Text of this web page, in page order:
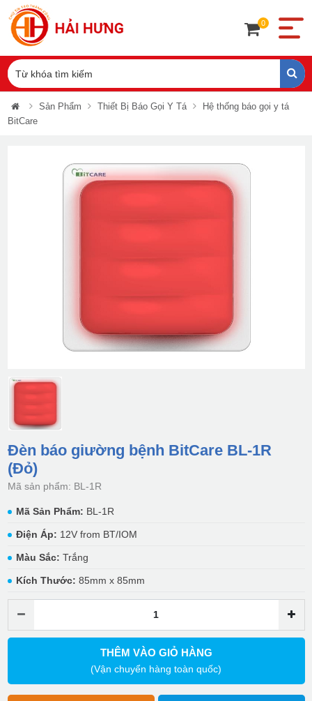
0
Sản Phẩm Thiết Bị Báo Gọi Y Tá
Hệ thống báo gọi y tá
BitCare
Đèn báo giường bệnh BitCare BL-1R
(Đỏ)
Mã sản phẩm: BL-1R
Mã Sản Phẩm: BL-1R
Điện Áp: 12V from BT/IOM
Màu Sắc: Trắng
Kích Thước: 85mm x 85mm
THÊM VÀO GIỎ HÀNG
(Vận chuyển hàng toàn quốc)